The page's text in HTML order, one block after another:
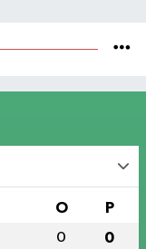
O P
0 0